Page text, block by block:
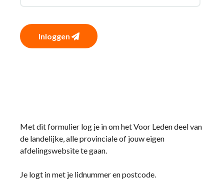
Inloggen
Met dit formulier log je in om het Voor Leden deel van
de landelijke, alle provinciale of jouw eigen
afdelingswebsite te gaan.
Je logt in met je lidnummer en postcode.